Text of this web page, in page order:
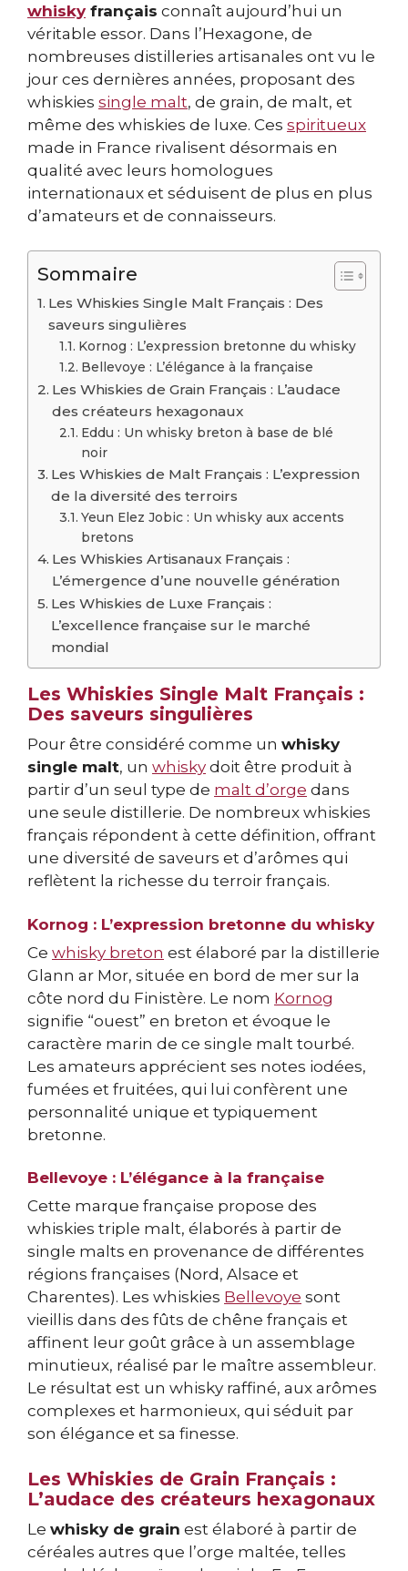
whisky français connaît aujourd’hui un
véritable essor. Dans l’Hexagone, de
nombreuses distilleries artisanales ont vu le
jour ces dernières années, proposant des
whiskies single malt, de grain, de malt, et
même des whiskies de luxe. Ces spiritueux
made in France rivalisent désormais en
qualité avec leurs homologues
internationaux et séduisent de plus en plus
d’amateurs et de connaisseurs.
Sommaire
Les Whiskies Single Malt Français : Des
saveurs singulières
Kornog : L’expression bretonne du whisky
Bellevoye : L’élégance à la française
Les Whiskies de Grain Français : L’audace
des créateurs hexagonaux
Eddu : Un whisky breton à base de blé
noir
Les Whiskies de Malt Français : L’expression
de la diversité des terroirs
Yeun Elez Jobic : Un whisky aux accents
bretons
Les Whiskies Artisanaux Français :
L’émergence d’une nouvelle génération
Les Whiskies de Luxe Français :
L’excellence française sur le marché
mondial
Les Whiskies Single Malt Français :
Des saveurs singulières
Pour être considéré comme un whisky
single malt, un whisky doit être produit à
partir d’un seul type de malt d’orge dans
une seule distillerie. De nombreux whiskies
français répondent à cette définition, offrant
une diversité de saveurs et d’arômes qui
reflètent la richesse du terroir français.
Kornog : L’expression bretonne du whisky
Ce whisky breton est élaboré par la distillerie
Glann ar Mor, située en bord de mer sur la
côte nord du Finistère. Le nom Kornog
signifie “ouest” en breton et évoque le
caractère marin de ce single malt tourbé.
Les amateurs apprécient ses notes iodées,
fumées et fruitées, qui lui confèrent une
personnalité unique et typiquement
bretonne.
Bellevoye : L’élégance à la française
Cette marque française propose des
whiskies triple malt, élaborés à partir de
single malts en provenance de différentes
régions françaises (Nord, Alsace et
Charentes). Les whiskies Bellevoye sont
vieillis dans des fûts de chêne français et
affinent leur goût grâce à un assemblage
minutieux, réalisé par le maître assembleur.
Le résultat est un whisky raffiné, aux arômes
complexes et harmonieux, qui séduit par
son élégance et sa finesse.
Les Whiskies de Grain Français :
L’audace des créateurs hexagonaux
Le whisky de grain est élaboré à partir de
céréales autres que l’orge maltée, telles